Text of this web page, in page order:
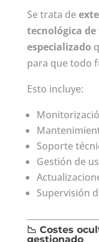
Se trata de
tecnológica
especializado
para que todo
Esto incluye:
Soporte
Gestión de
Supervisión
📉 Costes
gestionado